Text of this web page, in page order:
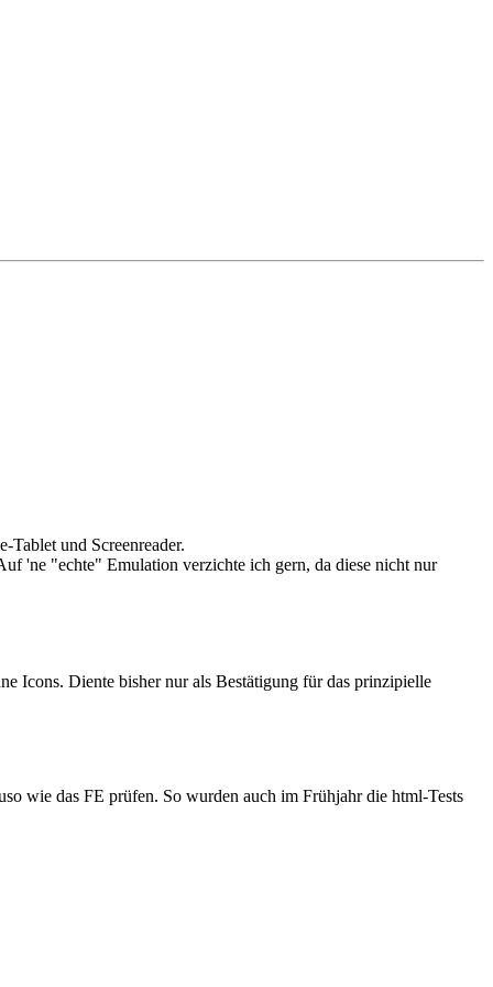
und Screenreader.
'ne "echte" Emulation verzichte ich gern, da diese nicht nur
Icons. Diente bisher nur als Bestätigung für das prinzipielle
wie das FE prüfen. So wurden auch im Frühjahr die html-Tests